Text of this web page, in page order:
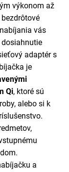
výkonom až
vás
adaptér s
je
Qi, ktoré sú
alebo si k
a